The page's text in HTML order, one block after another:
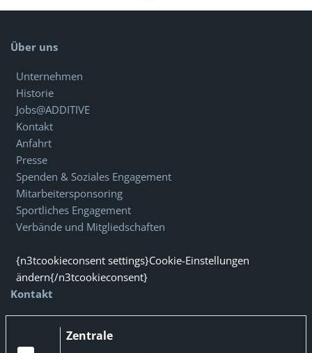
Über uns
Unternehmen
Historie
Jobs@ADDITIVE
Kontakt
Anfahrt
Presse
Spenden & Soziales Engagement
Mitarbeitersponsoring
Sportliches Engagement
Verbände und Mitgliedschaften
{n3tcookieconsent settings}Cookie-Einstellungen
ändern{/n3tcookieconsent}
Kontakt
Zentrale